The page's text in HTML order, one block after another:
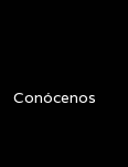
Conócenos